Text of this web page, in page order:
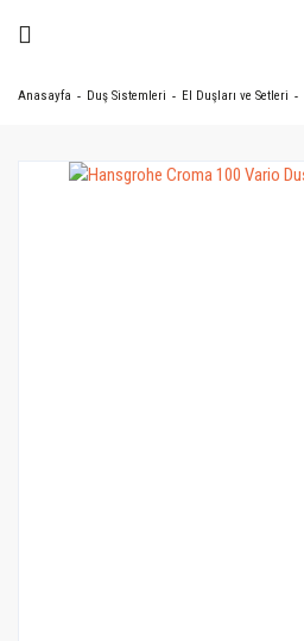
Anasayfa Duş Sistemleri El Duşları ve Setleri